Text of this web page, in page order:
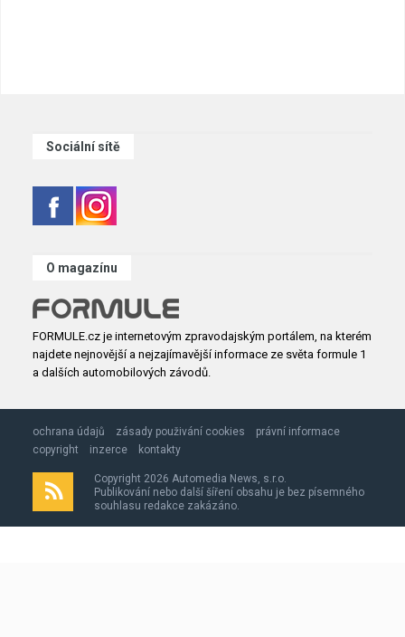
Sociální sítě
O magazínu
FORMULE.cz je internetovým zpravodajským portálem, na kterém
najdete nejnovější a nejzajímavější informace ze světa formule 1
a dalších automobilových závodů.
ochrana údajů zásady použivání cookies
právní informace
copyright
inzerce kontakty
Copyright 2026 Automedia News, s.r.o.
Publikování nebo další šíření obsahu je bez písemného
souhlasu redakce zakázáno.